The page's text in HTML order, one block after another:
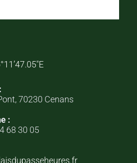
70230 Cenans
:
68 30 05